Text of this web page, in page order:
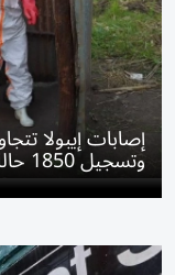
وتسجيل 1850 حالة وفاة